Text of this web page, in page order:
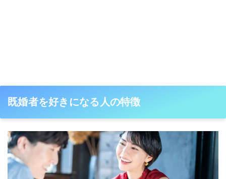
既婚者を好きになる人の特徴